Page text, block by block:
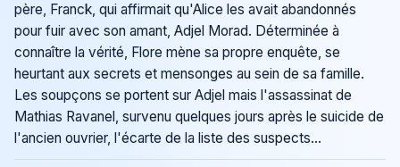
père, Franck, qui affirmait qu'Alice les avait abandonnés
pour fuir avec son amant, Adjel Morad. Déterminée à
connaître la vérité, Flore mène sa propre enquête, se
heurtant aux secrets et mensonges au sein de sa famille.
Les soupçons se portent sur Adjel mais l'assassinat de
Mathias Ravanel, survenu quelques jours après le suicide de
l'ancien ouvrier, l'écarte de la liste des suspects...